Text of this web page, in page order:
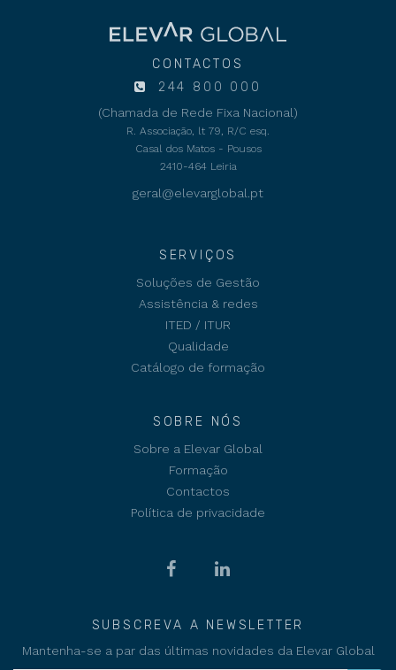
CONTACTOS
244 800 000
(Chamada de Rede Fixa Nacional)
R. Associação, lt 79, R/C esq.
Casal dos Matos - Pousos
2410-464 Leiria
geral@elevarglobal.pt
SERVIÇOS
Soluções de Gestão
Assistência & redes
ITED / ITUR
Qualidade
Catálogo de formação
SOBRE NÓS
Sobre a Elevar Global
Formação
Contactos
Política de privacidade
SUBSCREVA A NEWSLETTER
Mantenha-se a par das últimas novidades da Elevar Global